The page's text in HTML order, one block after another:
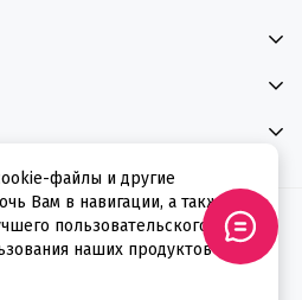
© ФЕЕРВЕРКИН
файлы и другие
Вам в навигации, а также
пользовательского
наших продуктов и